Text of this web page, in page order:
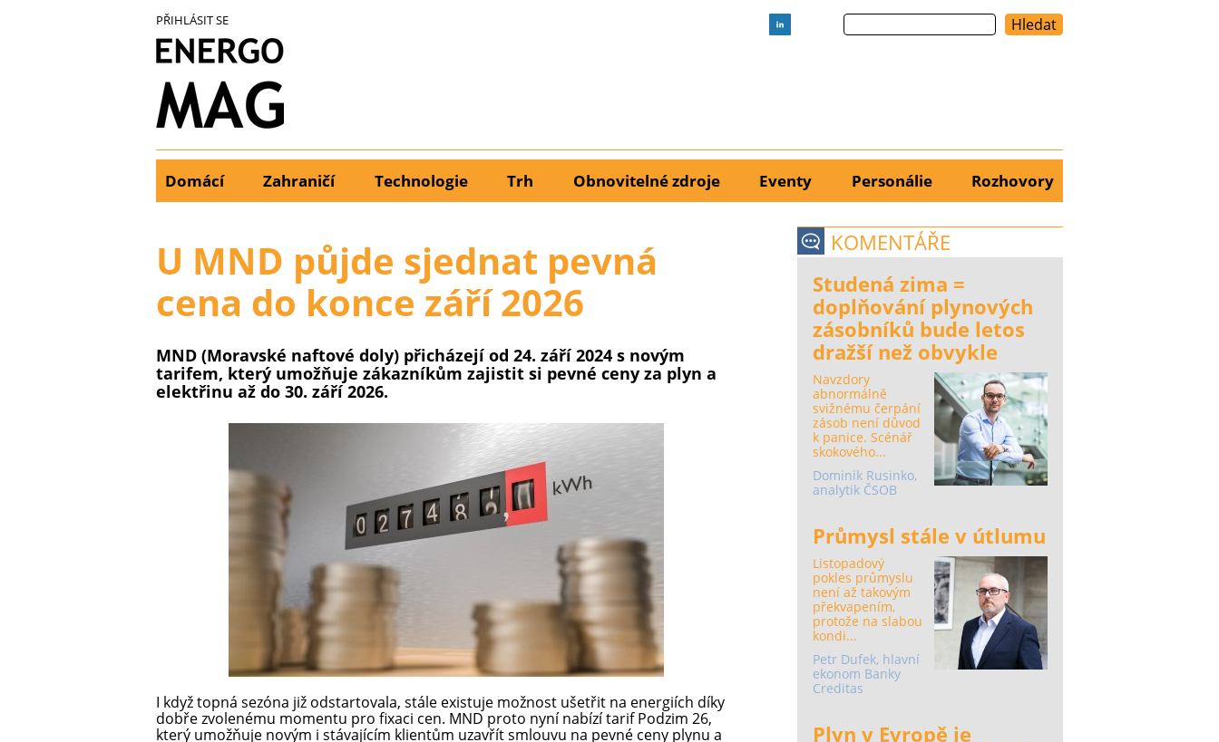
PŘIHLÁSIT SE Hledat
Domácí Zahraničí Technologie Trh Obnovitelné zdroje Eventy Personálie Rozhovory
U MND půjde sjednat pevná
cena do konce září 2026
MND (Moravské naftové doly) přicházejí od 24. září 2024 s novým
tarifem, který umožňuje zákazníkům zajistit si pevné ceny za plyn a
elektřinu až do 30. září 2026.
I když topná sezóna již odstartovala, stále existuje možnost ušetřit na energiích díky
dobře zvolenému momentu pro fixaci cen. MND proto nyní nabízí tarif Podzim 26,
který umožňuje novým i stávajícím klientům uzavřít smlouvu na pevné ceny plynu a
KOMENTÁŘE
Studená zima =
doplňování plynových
zásobníků bude letos
dražší než obvykle
Navzdory
abnormálně
svižnému čerpání
zásob není důvod
k panice. Scénář
skokového...
Dominik Rusinko,
analytik ČSOB
Průmysl stále v útlumu
Listopadový
pokles průmyslu
není až takovým
překvapením,
protože na slabou
kondi...
Petr Dufek, hlavní
ekonom Banky
Creditas
Plyn v Evropě je